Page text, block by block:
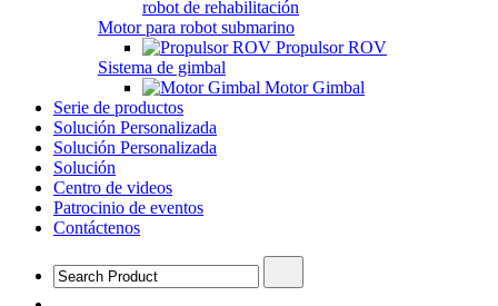
robot de rehabilitación
Motor para robot submarino
Propulsor ROV
Sistema de gimbal
Motor Gimbal
Serie de productos
Solución Personalizada
Solución Personalizada
Solución
Centro de videos
Patrocinio de eventos
Contáctenos